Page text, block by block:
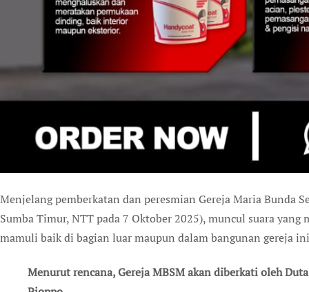
Menjelang pemberkatan dan peresmian Gereja Maria Bunda Selalu Menolong (MBSM), Kamabajawa, Waingapu,
Sumba Timur, NTT pada 7 Oktober 2025), muncul suara yang
mamuli baik di bagian luar maupun dalam bangunan gereja
Menurut rencana, Gereja MBSM akan diberkati oleh